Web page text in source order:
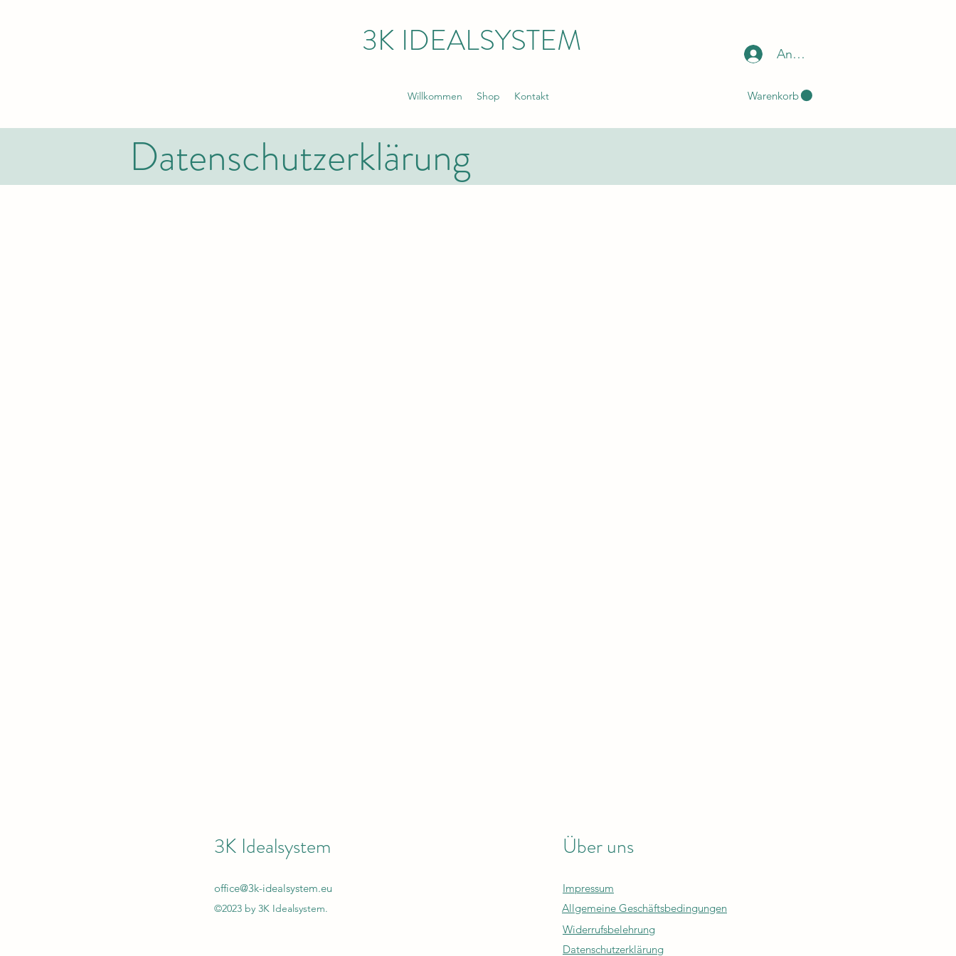
3K IDEALSYSTEM
Willkommen Shop Kontakt Warenkorb
Anmelden
Datenschutzerklärung
3K Idealsystem
office@3k-idealsystem.eu
©2023 by 3K Idealsystem.
Über uns
Impressum
Allgemeine Geschäftsbedingungen
Widerrufsbelehrung
Datenschutzerklärung